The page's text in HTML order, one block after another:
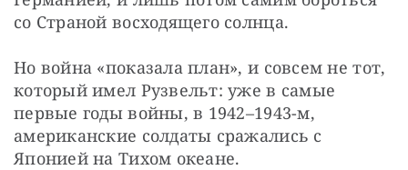
со Страной восходящего солнца.
Но война «показала план», и совсем не тот,
который имел Рузвельт: уже в самые
первые годы войны, в 1942–1943-м,
американские солдаты сражались с
Японией на Тихом океане.